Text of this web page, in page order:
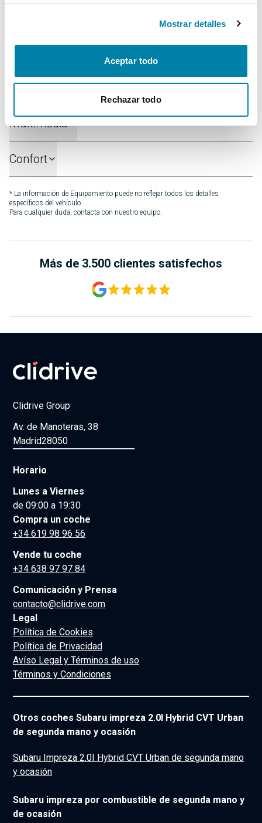
Mostrar detalles
Aceptar todo
Rechazar todo
Seguridad
Multimedia
Confort
* La información de Equipamiento puede no reflejar todos los detalles
específicos del vehículo.
Para cualquier duda, contacta con nuestro equipo.
Más de 3.500 clientes satisfechos
Clidrive Group
Av. de Manoteras, 38
Madrid28050
Horario
Lunes a Viernes
de 09:00 a 19:30
Compra un coche
+34 619 98 96 56
Vende tu coche
+34 638 97 97 84
Comunicación y Prensa
contacto@clidrive.com
Legal
Política de Cookies
Política de Privacidad
Avíso Legal y Términos de uso
Términos y Condiciones
Otros coches Subaru impreza 2.0I Hybrid CVT Urban
de segunda mano y ocasión
Subaru Impreza 2.0I Hybrid CVT Urban de segunda mano
y ocasión
Subaru impreza por combustible de segunda mano y
de ocasión